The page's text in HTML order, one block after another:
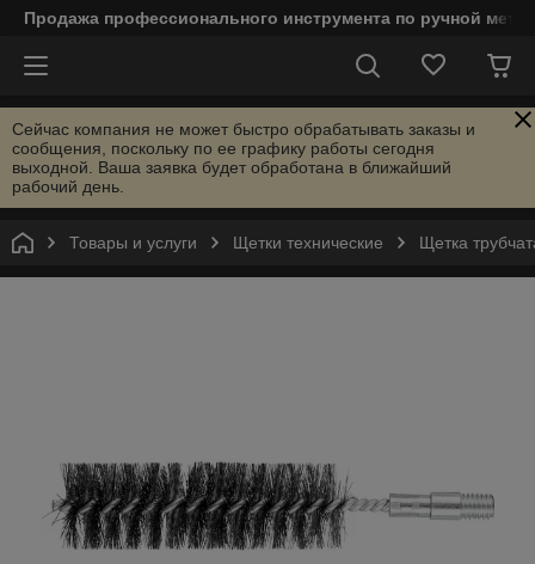
Продажа профессионального инструмента по ручной
Сейчас компания не может быстро обрабатывать заказы и
сообщения, поскольку по ее графику работы сегодня
выходной. Ваша заявка будет обработана в ближайший
рабочий день.
Товары и услуги Щетки технические Щетка